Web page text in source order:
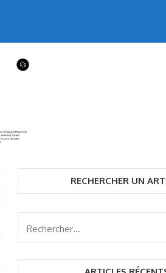
RECHERCHER UN
Rechercher :